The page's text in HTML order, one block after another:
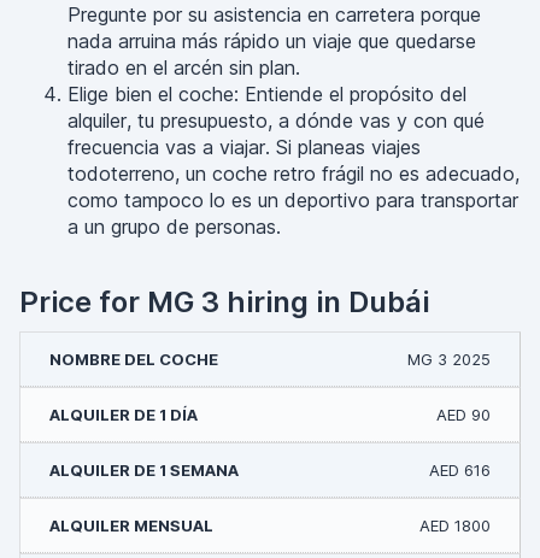
Pregunte por su asistencia en carretera porque
nada arruina más rápido un viaje que quedarse
tirado en el arcén sin plan.
Elige bien el coche: Entiende el propósito del
alquiler, tu presupuesto, a dónde vas y con qué
frecuencia vas a viajar. Si planeas viajes
todoterreno, un coche retro frágil no es adecuado,
como tampoco lo es un deportivo para transportar
a un grupo de personas.
Price for MG 3 hiring in Dubái
MG 3 2025
AED 90
AED 616
AED 1800